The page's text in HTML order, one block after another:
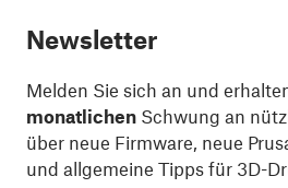
Newsletter
Melden Sie sich an und
monatlichen Schwung an
über neue Firmware, neue
und allgemeine Tipps für 3D-